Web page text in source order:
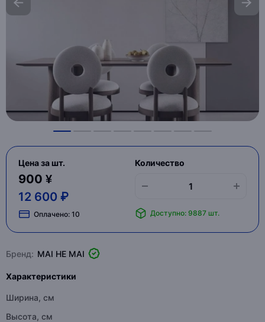
Цена за шт.
900 ¥
12 600 ₽
Оплачено: 10
Количество
Доступно: 9887 шт.
Бренд: MAI HE MAI
Характеристики
Ширина, см
Высота, см